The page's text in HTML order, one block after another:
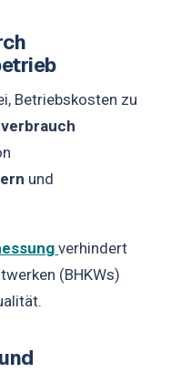
Betriebskosten zu
und
verhindert
(BHKWs)